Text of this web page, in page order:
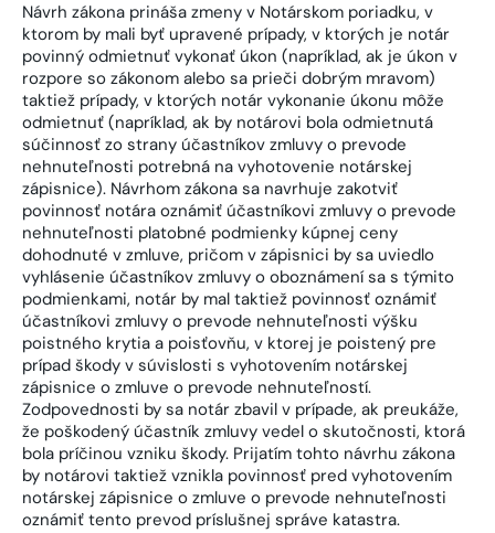
Návrh zákona prináša zmeny v Notárskom poriadku, v
ktorom by mali byť upravené prípady, v ktorých je notár
povinný odmietnuť vykonať úkon (napríklad, ak je úkon v
rozpore so zákonom alebo sa prieči dobrým mravom)
taktiež prípady, v ktorých notár vykonanie úkonu môže
odmietnuť (napríklad, ak by notárovi bola odmietnutá
súčinnosť zo strany účastníkov zmluvy o prevode
nehnuteľnosti potrebná na vyhotovenie notárskej
zápisnice). Návrhom zákona sa navrhuje zakotviť
povinnosť notára oznámiť účastníkovi zmluvy o prevode
nehnuteľnosti platobné podmienky kúpnej ceny
dohodnuté v zmluve, pričom v zápisnici by sa uviedlo
vyhlásenie účastníkov zmluvy o oboznámení sa s týmito
podmienkami, notár by mal taktiež povinnosť oznámiť
účastníkovi zmluvy o prevode nehnuteľnosti výšku
poistného krytia a poisťovňu, v ktorej je poistený pre
prípad škody v súvislosti s vyhotovením notárskej
zápisnice o zmluve o prevode nehnuteľností.
Zodpovednosti by sa notár zbavil v prípade, ak preukáže,
že poškodený účastník zmluvy vedel o skutočnosti, ktorá
bola príčinou vzniku škody. Prijatím tohto návrhu zákona
by notárovi taktiež vznikla povinnosť pred vyhotovením
notárskej zápisnice o zmluve o prevode nehnuteľnosti
oznámiť tento prevod príslušnej správe katastra.